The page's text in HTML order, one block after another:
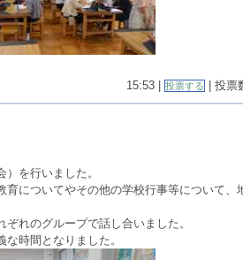
15:53 | 投票する | 投票
を行いました。
についてやその他の学校行事等について、
れのグループで話し合いました。
時間となりました。